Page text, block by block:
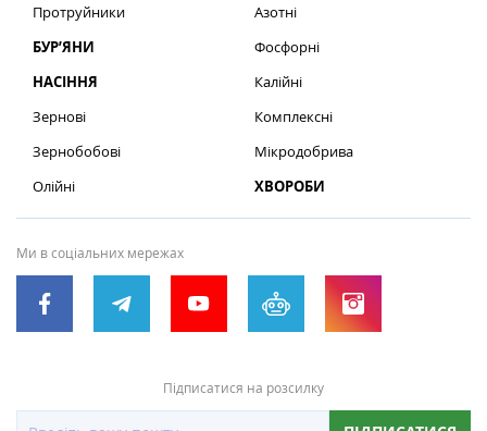
Протруйники
БУР’ЯНИ
НАСІННЯ
Зернові
Зернобобові
Олійні
Азотні
Фосфорні
Калійні
Комплексні
Мікродобрива
ХВОРОБИ
Ми в соціальних мережах
Підписатися на розсилку